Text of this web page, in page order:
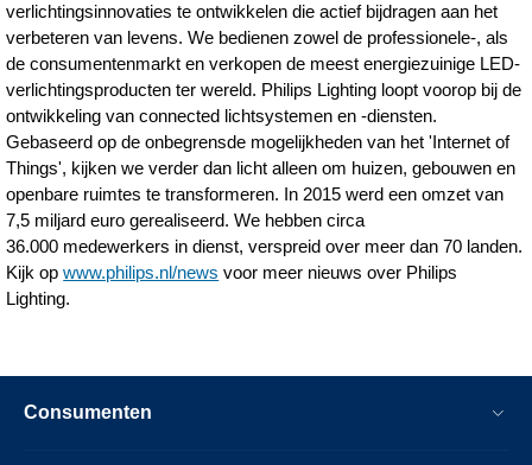
verlichtingsinnovaties te ontwikkelen die actief bijdragen aan het
verbeteren van levens. We bedienen zowel de professionele-, als
de consumentenmarkt en verkopen de meest energiezuinige LED-
verlichtingsproducten ter wereld. Philips Lighting loopt voorop bij de
ontwikkeling van connected lichtsystemen en -diensten.
Gebaseerd op de onbegrensde mogelijkheden van het 'Internet of
Things', kijken we verder dan licht alleen om huizen, gebouwen en
openbare ruimtes te transformeren. In 2015 werd een omzet van
7,5 miljard euro gerealiseerd. We hebben circa
36.000 medewerkers in dienst, verspreid over meer dan 70 landen.
Kijk opwww.philips.nl/news voor meer nieuws over Philips
Lighting.
Consumenten